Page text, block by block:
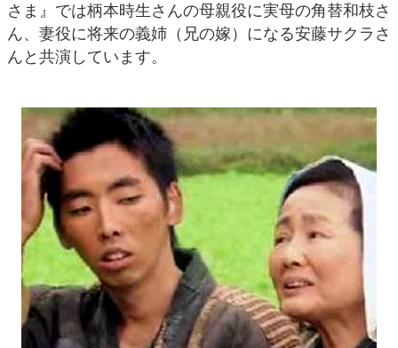
さま』では柄本時生さんの母親役に実母の角替和枝さ
ん、妻役に将来の義姉（兄の嫁）になる安藤サクラさ
んと共演しています。